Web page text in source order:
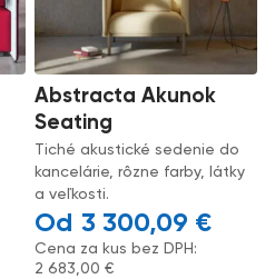
Abstracta Akunok
Seating
Tiché akustické sedenie do
kancelárie, rôzne farby, látky
a veľkosti.
3 300,09 €
Cena za kus bez DPH:
2 683,00€